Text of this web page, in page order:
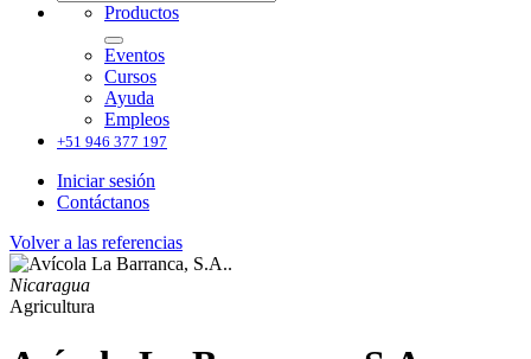
Productos
Eventos
Cursos
Ayuda
Empleos
+51 946 377 197
Iniciar sesión
Contáctanos
Volver a las referencias
Nicaragua
Agricultura